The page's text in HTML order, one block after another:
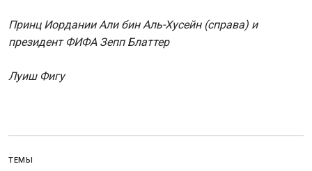
Принц Иордании Али бин Аль-Хусейн (справа) и
президент ФИФА Зепп Блаттер
Луиш Фигу
ТЕМЫ